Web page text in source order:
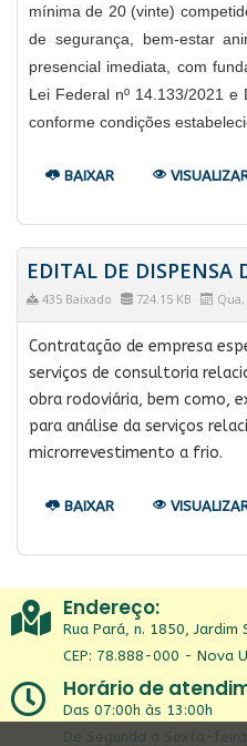
mínima de 20 (vinte)
de segurança, bem-estar
presencial imediata, com
Lei Federal nº 14.133/2021 e
conforme condições
BAIXAR
EDITAL DE DISPENSA
435 Baixado 724.15 KB
Contratação de empresa
serviços de consultoria
obra rodoviária, bem como,
para análise da serviços
microrrevestimento a frio.
BAIXAR
Endereço:
Rua Pará, n. 1850, Jardim
CEP: 78.888-000 - Nova
Horário de
Das 07:00h às 13:00h
De Segunda a Sexta-feira